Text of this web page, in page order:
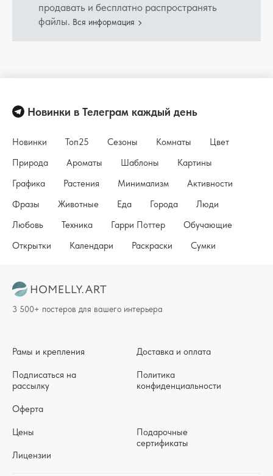
продавать и бесплатно распространять
файлы. Вся информация
Новинки в Телеграм каждый день
Новинки Топ25 Сезоны Комнаты
Цвет
Природа
Ароматы Шаблоны
Картины
Графика
Растения Минимализм
Активности
Фразы
Животные Еда Города
Люди
Любовь
Техника Гарри Поттер
Обучающие
Открытки
Календари Раскраски Сумки
Рамы и крепления
Подписаться на
рассылку
Оферта
Доставка и оплата
Политика
конфиденциальности
Цены
Лицензии
Подарочные
сертификаты
3 500+ постеров для вашего интерьера